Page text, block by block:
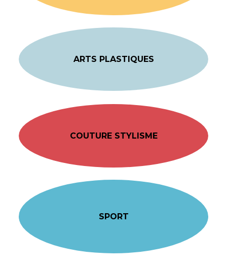
ARTS PLASTIQUES
COUTURE STYLISME
SPORT